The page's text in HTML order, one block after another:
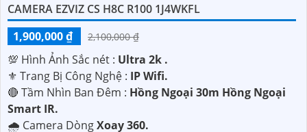
CAMERA EZVIZ CS H8C R100 1J4WKFL
1,900,000 ₫
2,100,000 ₫
💯 Hình Ảnh Sắc nét : Ultra 2k .
⚜️ Trang Bị Công Nghệ : IP Wifi.
🔴 Tầm Nhìn Ban Đêm : Hồng Ngoại 30m Hồng Ngoại
Smart IR.
🌧️ Camera DòngXoay 360.